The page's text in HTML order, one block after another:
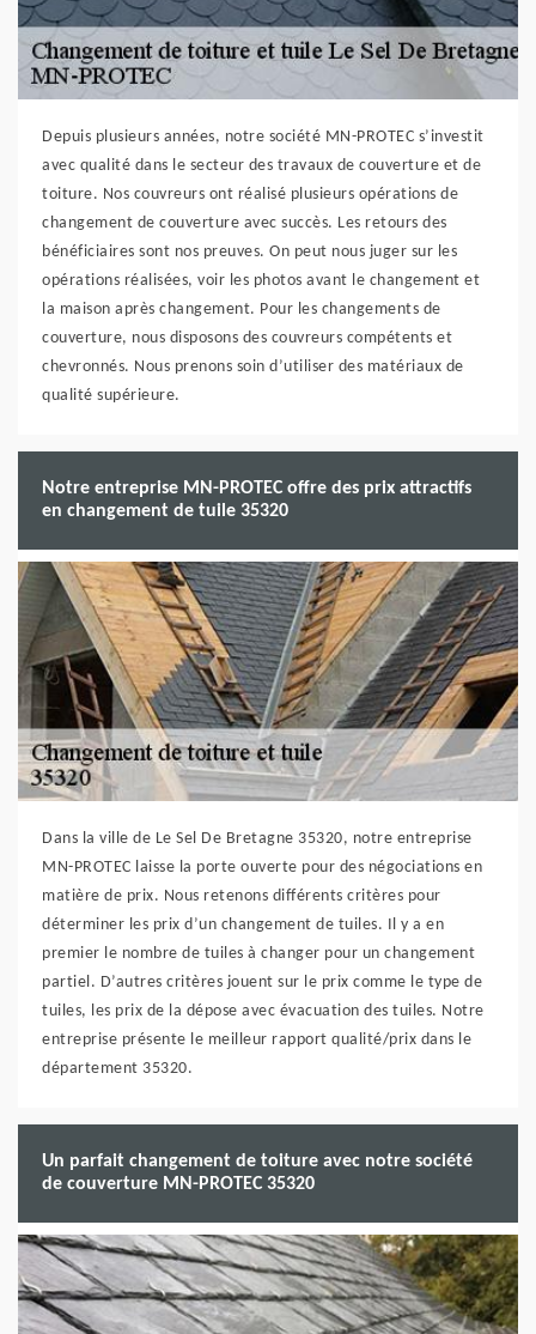
Depuis plusieurs années, notre société MN-PROTEC s’investit
avec qualité dans le secteur des travaux de couverture et de
toiture. Nos couvreurs ont réalisé plusieurs opérations de
changement de couverture avec succès. Les retours des
bénéficiaires sont nos preuves. On peut nous juger sur les
opérations réalisées, voir les photos avant le changement et
la maison après changement. Pour les changements de
couverture, nous disposons des couvreurs compétents et
chevronnés. Nous prenons soin d’utiliser des matériaux de
qualité supérieure.
Notre entreprise MN-PROTEC offre des prix attractifs
en changement de tuile 35320
Dans la ville de Le Sel De Bretagne 35320, notre entreprise
MN-PROTEC laisse la porte ouverte pour des négociations en
matière de prix. Nous retenons différents critères pour
déterminer les prix d’un changement de tuiles. Il y a en
premier le nombre de tuiles à changer pour un changement
partiel. D’autres critères jouent sur le prix comme le type de
tuiles, les prix de la dépose avec évacuation des tuiles. Notre
entreprise présente le meilleur rapport qualité/prix dans le
département 35320.
Un parfait changement de toiture avec notre société
de couverture MN-PROTEC 35320